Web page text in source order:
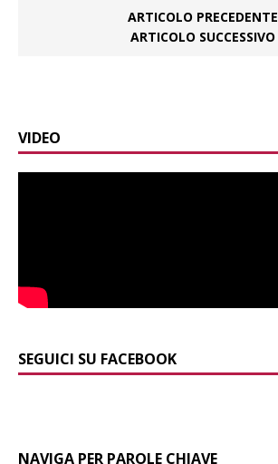
ARTICOLO PRECEDENTE
ARTICOLO SUCCESSIVO
VIDEO
SEGUICI SU FACEBOOK
NAVIGA PER PAROLE CHIAVE